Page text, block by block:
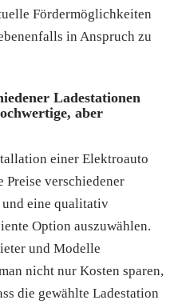
Fördermöglichkeiten
in Anspruch zu
Ladestationen
aber
einer Elektroauto
Preise verschiedener
eine qualitativ
Option auszuwählen.
und Modelle
nicht nur Kosten sparen,
die gewählte Ladestation